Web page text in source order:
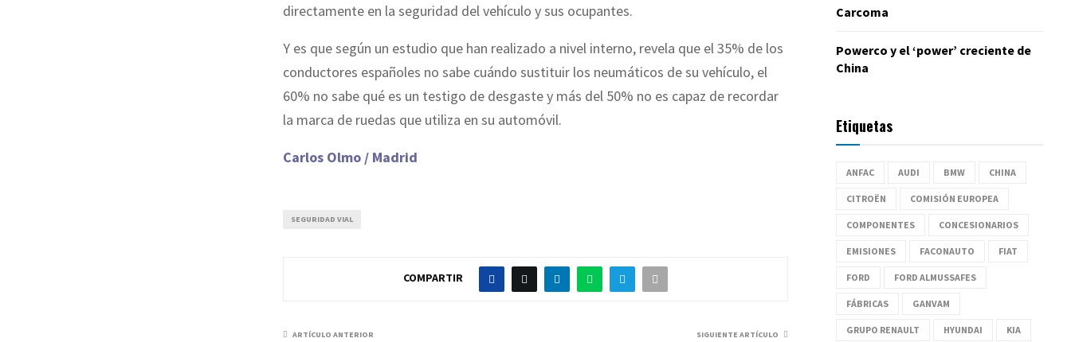
directamente en la seguridad del vehículo y sus ocupantes.
Y es que según un estudio que han realizado a nivel interno, revela que el 35% de los
conductores españoles no sabe cuándo sustituir los neumáticos de su vehículo, el
60% no sabe qué es un testigo de desgaste y más del 50% no es capaz de recordar
la marca de ruedas que utiliza en su automóvil.
Carlos Olmo / Madrid
SEGURIDAD VIAL
COMPARTIR
ARTÍCULO ANTERIOR SIGUIENTE ARTÍCULO
Carcoma
Powerco y el ‘power’ creciente de
China
Etiquetas
ANFAC AUDI BMW CHINA
CITROËN COMISIÓN EUROPEA
COMPONENTES CONCESIONARIOS
EMISIONES FACONAUTO FIAT
FORD FORD ALMUSSAFES
FÁBRICAS GANVAM
GRUPO RENAULT HYUNDAI KIA